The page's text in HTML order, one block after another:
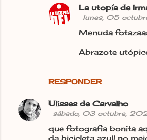
RESPONDER
La utopía de
lunes, 05
Menuda
Abrazote
Ulisses de Carvalho
sábado, 03 octubre,
que fotografia bonita
da bicicleta azul! no